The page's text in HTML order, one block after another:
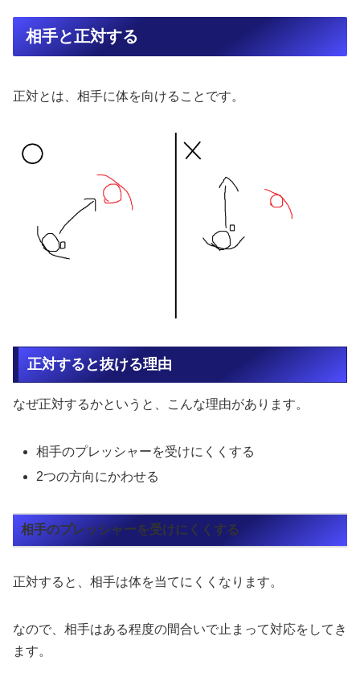
相手と正対する
正対とは、相手に体を向けることです。
正対すると抜ける理由
なぜ正対するかというと、こんな理由があります。
相手のプレッシャーを受けにくくする
2つの方向にかわせる
相手のプレッシャーを受けにくくする
正対すると、相手は体を当てにくくなります。
なので、相手はある程度の間合いで止まって対応をしてき
ます。